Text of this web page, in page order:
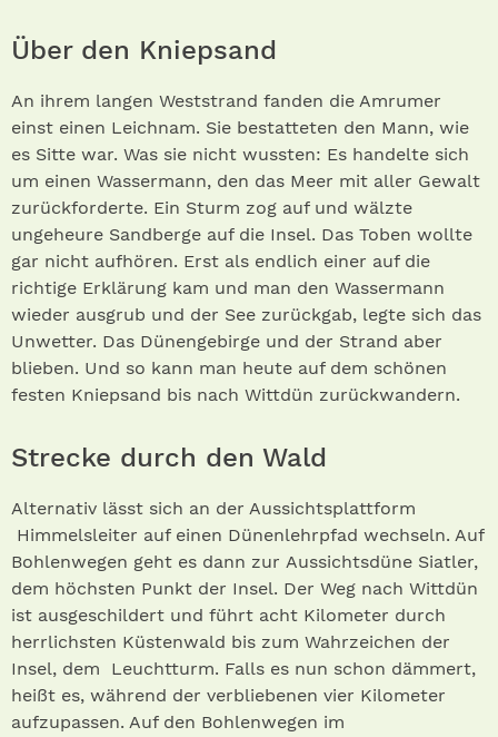
Über den Kniepsand
An ihrem langen Weststrand fanden die Amrumer
einst einen Leichnam. Sie bestatteten den Mann, wie
es Sitte war. Was sie nicht wussten: Es handelte sich
um einen Wassermann, den das Meer mit aller Gewalt
zurückforderte. Ein Sturm zog auf und wälzte
ungeheure Sandberge auf die Insel. Das Toben wollte
gar nicht aufhören. Erst als endlich einer auf die
richtige Erklärung kam und man den Wassermann
wieder ausgrub und der See zurückgab, legte sich das
Unwetter. Das Dünengebirge und der Strand aber
blieben. Und so kann man heute auf dem schönen
festen Kniepsand bis nach Wittdün zurückwandern.
Strecke durch den Wald
Alternativ lässt sich an der Aussichtsplattform
Himmelsleiter auf einen Dünenlehrpfad wechseln. Auf
Bohlenwegen geht es dann zur Aussichtsdüne Siatler,
dem höchsten Punkt der Insel. Der Weg nach Wittdün
ist ausgeschildert und führt acht Kilometer durch
herrlichsten Küstenwald bis zum Wahrzeichen der
Insel, dem Leuchtturm. Falls es nun schon dämmert,
heißt es, während der verbliebenen vier Kilometer
aufzupassen. Auf den Bohlenwegen im